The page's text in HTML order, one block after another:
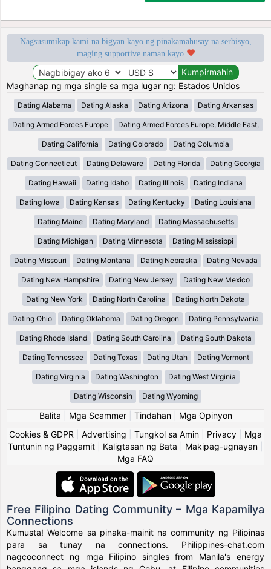
Nagsusumikap kami na bigyan kayo ng pinakamahusay na serbisyo,
maging supportive naman kayo
Maghanap ng mga single sa mga lugar ng: Estados Unidos
Dating Alabama Dating Alaska Dating Arizona Dating Arkansas
Dating Armed Forces Europe Dating Armed Forces Europe, Middle East,
Dating California Dating Colorado Dating Columbia
Dating Connecticut Dating Delaware Dating Florida Dating Georgia
Dating Hawaii Dating Idaho Dating Illinois Dating Indiana
Dating Iowa Dating Kansas Dating Kentucky Dating Louisiana
Dating Maine Dating Maryland Dating Massachusetts
Dating Michigan Dating Minnesota Dating Mississippi
Dating Missouri Dating Montana Dating Nebraska Dating Nevada
Dating New Hampshire Dating New Jersey Dating New Mexico
Dating New York Dating North Carolina Dating North Dakota
Dating Ohio Dating Oklahoma Dating Oregon Dating Pennsylvania
Dating Rhode Island Dating South Carolina Dating South Dakota
Dating Tennessee Dating Texas Dating Utah Dating Vermont
Dating Virginia Dating Washington Dating West Virginia
Dating Wisconsin Dating Wyoming
Balita Mga Scammer| Tindahan| Mga Opinyon
Cookies & GDPR
Advertising Tungkol sa Amin Privacy
Mga
Tuntunin ng Paggamit
Kaligtasan ng Bata Makipag-ugnayan
Mga FAQ
Free Filipino Dating Community – Mga Kapamilya
Connections
Kumusta! Welcome sa pinaka-mainit na community ng Pilipinas
para sa tunay na connections. Philippines-chat.com
nagcoconnect ng mga Filipino singles from Manila's energy